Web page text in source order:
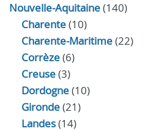
Nouvelle-Aquitaine(140)
Charente(10)
Charente-Maritime(22)
Corrèze(6)
Creuse(3)
Dordogne(10)
Gironde(21)
Landes(14)